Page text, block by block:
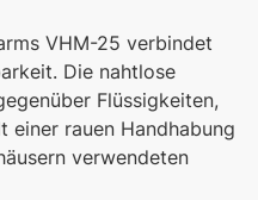
VHM-25 verbindet
Die nahtlose
Flüssigkeiten,
einer rauen Handhabung
verwendeten